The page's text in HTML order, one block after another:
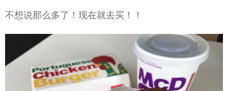
不想说那么多了！现在就去买！！